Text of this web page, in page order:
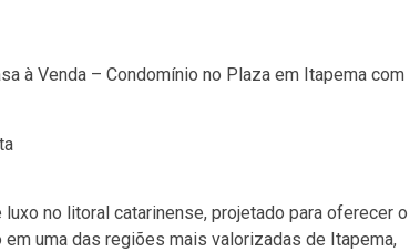
à Venda – Condomínio no Plaza em Itapema com
no litoral catarinense, projetado para oferecer o
uma das regiões mais valorizadas de Itapema,